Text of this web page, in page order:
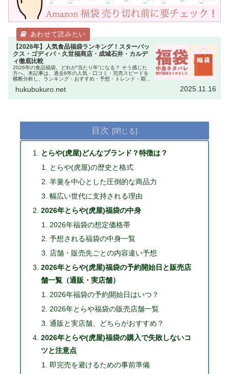
【2026年】人気食品福袋ランキング！スターバッ
クス・ゴディバ・久世福商店・成城石井・カルデ
ィ徹底比較
2026年の食品福袋、どれが“当たり年”になる？ そう感じた
方へ。本記事は、過去6年の人気・口コミ・完売スピードを
横断分析し、ランキング・おすすめ・予想・トレンド・期待
（Starbucks）・ゴディ…
hukubukuro.net 2025.11.16
目次
とらや(虎屋)どんなブランド？特徴は？
とらや(虎屋)の歴史と格式
羊羹を中心とした圧倒的な商品力
幅広い世代に支持される理由
2026年とらや(虎屋)福袋の中身
2026年福袋の想定価格帯
予想される福袋の中身一覧
店舗・販売先ごとの内容違い予想
2026年とらや(虎屋)福袋の予約開始日と販売店
舗一覧（通販・実店舗）
2026年福袋の予約開始日はいつ？
2026年とらや福袋の販売店舗一覧
通販と実店舗、どちらがおすすめ？
2026年とらや(虎屋)福袋の購入で失敗しないコ
ツと注意点
即完売を避けるための事前準備